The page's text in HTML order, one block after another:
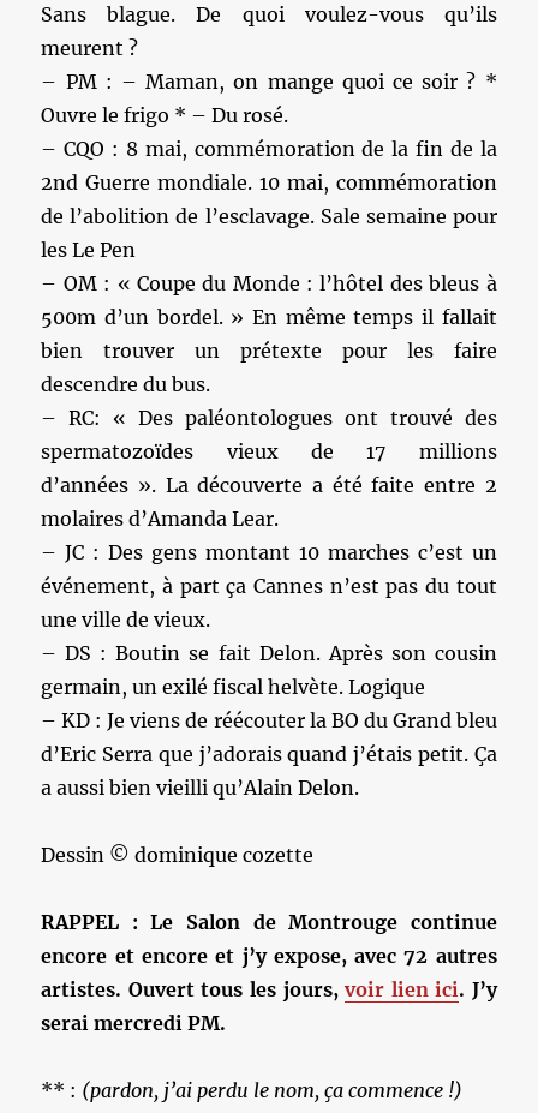
Sans blague. De quoi voulez-vous qu’ils
meurent ?
– PM : – Maman, on mange quoi ce soir ? *
Ouvre le frigo * – Du rosé.
– CQO : 8 mai, commémoration de la fin de la
2nd Guerre mondiale. 10 mai, commémoration
de l’abolition de l’esclavage. Sale semaine pour
les Le Pen
– OM : « Coupe du Monde : l’hôtel des bleus à
500m d’un bordel. » En même temps il fallait
bien trouver un prétexte pour les faire
descendre du bus.
– RC: « Des paléontologues ont trouvé des
spermatozoïdes vieux de 17 millions
d’années ». La découverte a été faite entre 2
molaires d’Amanda Lear.
– JC : Des gens montant 10 marches c’est un
événement, à part ça Cannes n’est pas du tout
une ville de vieux.
– DS : Boutin se fait Delon. Après son cousin
germain, un exilé fiscal helvète. Logique
– KD : Je viens de réécouter la BO du Grand bleu
d’Eric Serra que j’adorais quand j’étais petit. Ça
a aussi bien vieilli qu’Alain Delon.
Dessin © dominique cozette
RAPPEL : Le Salon de Montrouge continue
encore et encore et j’y expose, avec 72 autres
artistes. Ouvert tous les jours,voir lien ici. J’y
serai mercredi PM.
** : (pardon, j’ai perdu le nom, ça commence !)